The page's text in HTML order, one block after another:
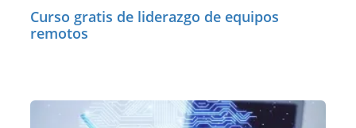
Curso gratis de liderazgo de equipos
remotos